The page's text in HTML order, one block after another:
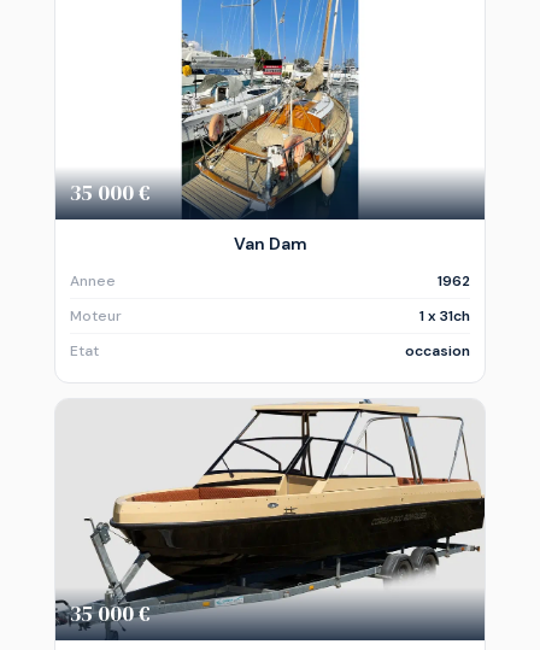
35 000 €
Van Dam
Annee
1962
Moteur
1 x 31ch
Etat
occasion
35 000 €